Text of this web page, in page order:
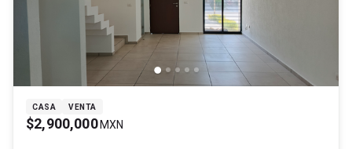
CASA VENTA
$2,900,000 MXN